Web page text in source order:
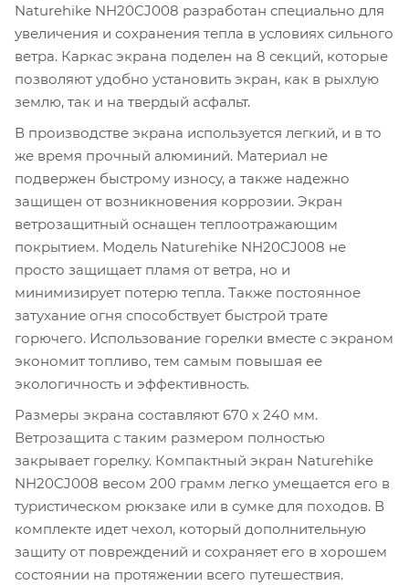
Naturehike NH20CJ008 разработан специально для
увеличения и сохранения тепла в условиях сильного
ветра. Каркас экрана поделен на 8 секций, которые
позволяют удобно установить экран, как в рыхлую
землю, так и на твердый асфальт.
В производстве экрана используется легкий, и в то
же время прочный алюминий. Материал не
подвержен быстрому износу, а также надежно
защищен от возникновения коррозии. Экран
ветрозащитный оснащен теплоотражающим
покрытием. Модель Naturehike NH20CJ008 не
просто защищает пламя от ветра, но и
минимизирует потерю тепла. Также постоянное
затухание огня способствует быстрой трате
горючего. Использование горелки вместе с экраном
экономит топливо, тем самым повышая ее
экологичность и эффективность.
Размеры экрана составляют 670 х 240 мм.
Ветрозащита с таким размером полностью
закрывает горелку. Компактный экран Naturehike
NH20CJ008 весом 200 грамм легко умещается его в
туристическом рюкзаке или в сумке для походов. В
комплекте идет чехол, который дополнительную
защиту от повреждений и сохраняет его в хорошем
состоянии на протяжении всего путешествия.